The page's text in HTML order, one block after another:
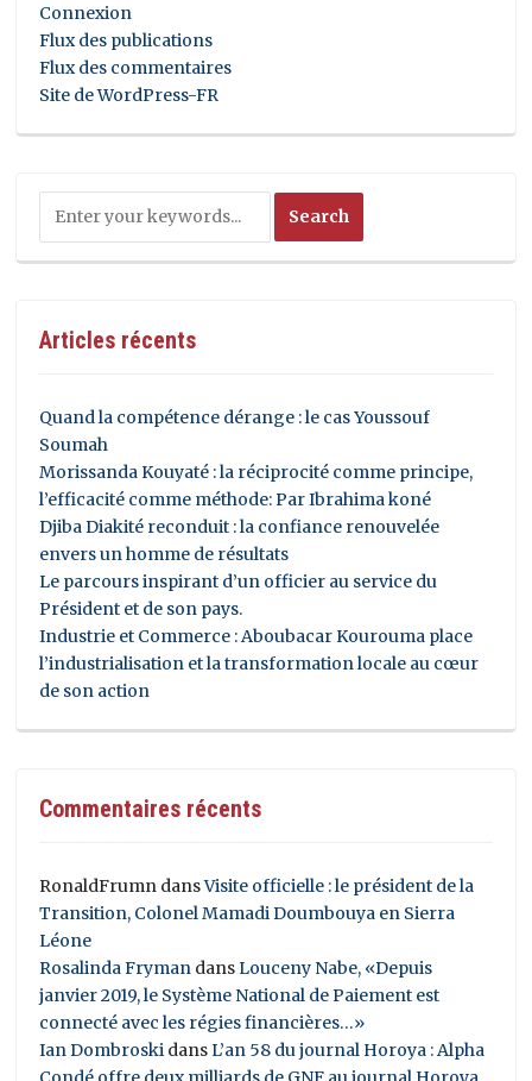
Connexion
Flux des publications
Flux des commentaires
Site de WordPress-FR
Articles récents
Quand la compétence dérange : le cas Youssouf
Soumah
Morissanda Kouyaté : la réciprocité comme principe,
l’efficacité comme méthode: Par Ibrahima koné
Djiba Diakité reconduit : la confiance renouvelée
envers un homme de résultats
Le parcours inspirant d’un officier au service du
Président et de son pays.
Industrie et Commerce : Aboubacar Kourouma place
l’industrialisation et la transformation locale au cœur
de son action
Commentaires récents
RonaldFrumn dansVisite officielle : le président de la
Transition, Colonel Mamadi Doumbouya en Sierra
Léone
Rosalinda Fryman dansLouceny Nabe, «Depuis
janvier 2019, le Système National de Paiement est
connecté avec les régies financières…»
Ian Dombroski dansL’an 58 du journal Horoya : Alpha